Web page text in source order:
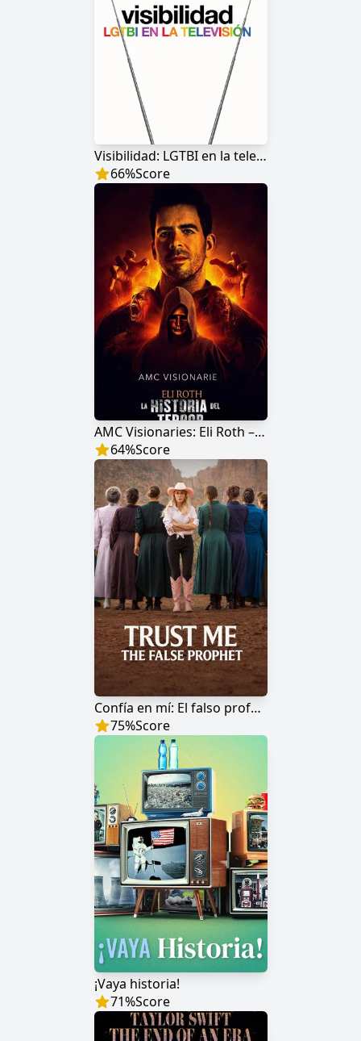
Visibilidad: LGTBI en la televisión
66%Score
AMC Visionaries: Eli Roth – La historia del terror
64%Score
Confía en mí: El falso profeta
75%Score
¡Vaya historia!
71%Score